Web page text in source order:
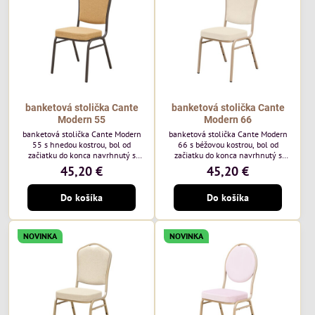
každodenné...
banketová stolička Cante
Modern 55
banketová stolička Cante Modern
55 s hnedou kostrou, bol od
začiatku do konca navrhnutý s
ohľadom na elegantné a
sofistikované priestory pre
pohostinstvá. Má hnedý rám a
medovo tónované čalúnenie Moss
48 od poľskej značky Davis –
medový odtieň s mäkkým
povrchom - je ideálna do svetlých
priestorov. Stolička kombinuje
klasický dizajn s modernou
funkčnosťou. Je odolná, pohodlná a
pripravená na...
45,20 €
Do košíka
banketová stolička Cante
Modern 66
banketová stolička Cante Modern
66 s béžovou kostrou, bol od
začiatku do konca navrhnutý s
ohľadom na elegantné a
sofistikované priestory pre
pohostinstvá. Má béžový rám a
čalúnenie Soro 02 od poľskej
značky Davis – béžová farba s
mäkkým povrchom je ideálna do
svetlých priestorov. Stolička
kombinuje klasický dizajn s
modernou funkčnosťou. Je odolná,
pohodlná a pripravená na
každodenné použitie...
45,20 €
Do košíka
NOVINKA NOVINKA